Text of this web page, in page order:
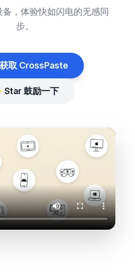
，体验快如闪电的无感同
步。
取 CrossPaste
Star 鼓励一下